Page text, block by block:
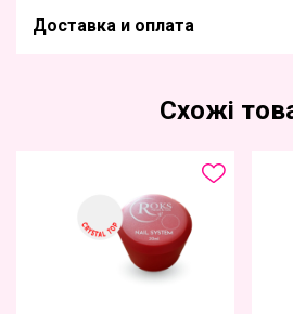
Доставка и оплата
Схожі